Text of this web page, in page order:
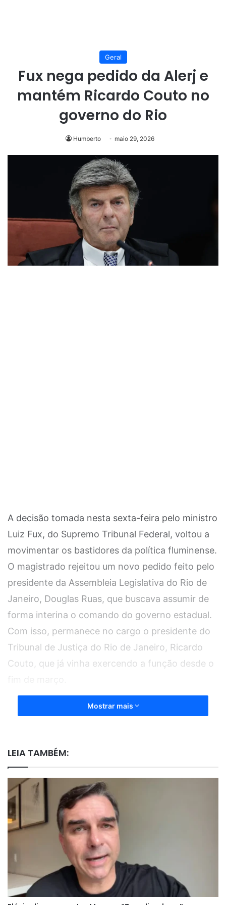
Geral
Fux nega pedido da Alerj e
mantém Ricardo Couto no
governo do Rio
Humberto maio 29, 2026
A decisão tomada nesta sexta-feira pelo ministro
Luiz Fux, do Supremo Tribunal Federal, voltou a
movimentar os bastidores da política fluminense.
O magistrado rejeitou um novo pedido feito pelo
presidente da Assembleia Legislativa do Rio de
Janeiro, Douglas Ruas, que buscava assumir de
forma interina o comando do governo estadual.
Com isso, permanece no cargo o presidente do
Tribunal de Justiça do Rio de Janeiro, Ricardo
Couto, que já vinha exercendo a função desde o
Mostrar mais
LEIA TAMBÉM: